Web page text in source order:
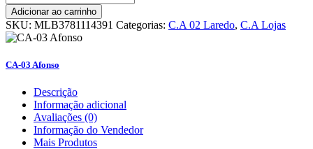
Adicionar ao carrinho
SKU: MLB3781114391 Categorias: C.A 02 Laredo, C.A Lojas
CA-03 Afonso
Descrição
Informação adicional
Avaliações (0)
Informação do Vendedor
Mais Produtos